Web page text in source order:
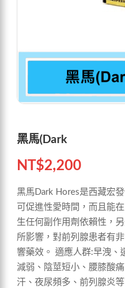
黑馬(Dark
NT$2,200
黑馬Dark Hores是西藏宏
可促進性愛時間，而且能
生任何副作用劑依賴性，
所影響，對前列腺患者有
響藥效。 適應人群:早洩、
減弱、陰莖短小、腰膝酸
汗、夜尿頻多、前列腺炎